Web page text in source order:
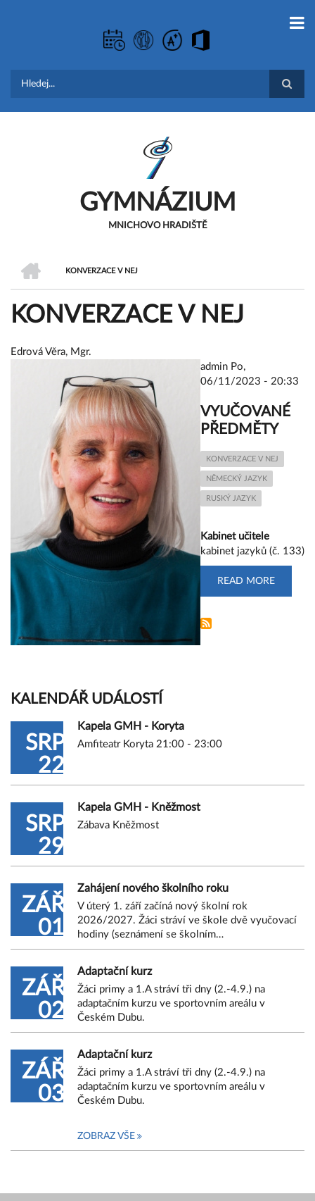
GYMNÁZIUM
MNICHOVO HRADIŠTĚ
DROBEČKOVÁ
NAVIGACE
KONVERZACE V NEJ
KONVERZACE V NEJ
Edrová Věra, Mgr.
admin Po,
06/11/2023 - 20:33
VYUČOVANÉ
PŘEDMĚTY
KONVERZACE V NEJ
NĚMECKÝ JAZYK
RUSKÝ JAZYK
Kabinet učitele
kabinet jazyků (č. 133)
READ MORE
KALENDÁŘ UDÁLOSTÍ
SRP
22
Kapela GMH - Koryta
Amfiteatr Koryta 21:00 - 23:00
SRP
29
Kapela GMH - Kněžmost
Zábava Kněžmost
ZÁŘ
01
Zahájení nového školního roku
V úterý 1. září začíná nový školní rok
2026/2027. Žáci stráví ve škole dvě vyučovací
hodiny (seznámení se školním…
ZÁŘ
02
Adaptační kurz
Žáci primy a 1.A stráví tři dny (2.-4.9.) na
adaptačním kurzu ve sportovním areálu v
Českém Dubu.
ZÁŘ
03
Adaptační kurz
Žáci primy a 1.A stráví tři dny (2.-4.9.) na
adaptačním kurzu ve sportovním areálu v
Českém Dubu.
ZOBRAZ VŠE